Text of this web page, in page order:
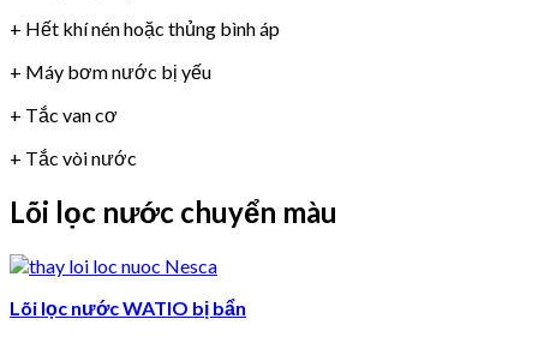
+ Hết khí nén hoặc thủng bình áp
+ Máy bơm nước bị yếu
+ Tắc van cơ
+ Tắc vòi nước
Lõi lọc nước chuyển màu
Lõi lọc nước WATIO bị bẩn